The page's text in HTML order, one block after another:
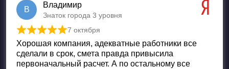
В
Владимир
Знаток города 3 уровня
Оценка из 5
7 октября
Хорошая компания, адекватные работники все
сделали в срок, смета правда привысила
первоначальный расчет. А по остальному все